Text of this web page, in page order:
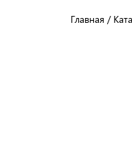
Главная